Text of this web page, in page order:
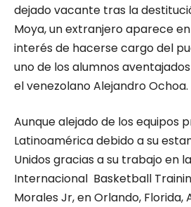
dejado vacante tras la
Moya, un extranjero aparece
interés de hacerse cargo del
uno de los alumnos
el venezolano Alejandro Ochoa.
Aunque alejado de los equipos
Latinoamérica debido a su
Unidos gracias a su trabajo en
Internacional Basketball
Morales Jr, en Orlando,